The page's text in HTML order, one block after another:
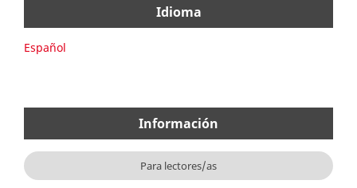
Idioma
Español
Información
Para lectores/as